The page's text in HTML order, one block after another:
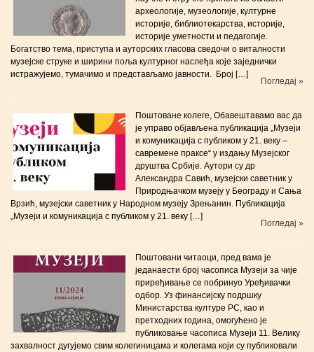
археологије, музеологије, културне
историје, библиотекарства, историје,
историје уметности и педагогије.
Богатство тема, приступа и ауторских гласова сведочи о виталности
музејске струке и ширини поља културног наслеђа које заједнички
истражујемо, тумачимо и представљамо јавности. Број […]
Погледај »
Поштоване колеге, Обавештавамо вас да
је управо објављена публикација „Музеји
и комуникација с публиком у 21. веку –
савремене праксе“ у издању Музејског
друштва Србије. Аутори су др
Александра Савић, музејски саветник у
Природњачком музеју у Београду и Сања
Врзић, музејски саветник у Народном музеју Зрењанин. Публикација
„Музеји и комуникација с публиком у 21. веку […]
Погледај »
Поштовани читаоци, пред вама је
једанаести број часописа Музеји за чије
приређивање се побринуо Уређивачки
одбор. Уз финансијску подршку
Министарства културе РС, као и
претходних година, омогућено је
публиковање часописа Музеји 11. Велику
захвалност дугујемо свим колегиницама и колегама који су публиковали